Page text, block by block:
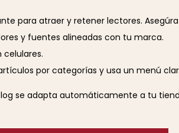
para atraer y retener lectores.
y fuentes alineadas con tu marca.
celulares.
por categorías y usa un menú
se adapta automáticamente a tu